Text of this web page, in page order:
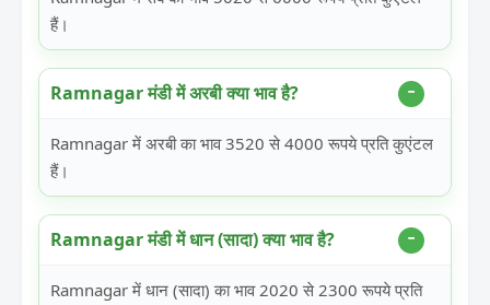
हैं।
Ramnagar मंडी में अरबी क्या भाव है?
Ramnagar में अरबी का भाव 3520 से 4000 रूपये प्रति कुएंटल
हैं।
Ramnagar मंडी में धान (सादा) क्या भाव है?
Ramnagar में धान (सादा) का भाव 2020 से 2300 रूपये प्रति